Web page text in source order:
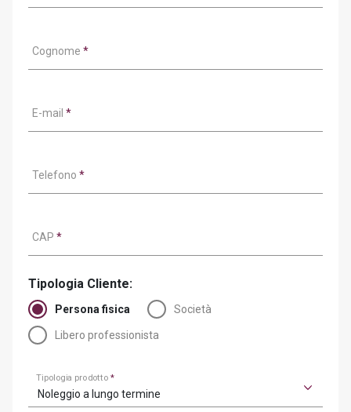
Cognome *
E-mail *
Telefono *
CAP *
Tipologia Cliente:
Persona fisica Società
Libero professionista
Tipologia prodotto*
Noleggio a lungo termine